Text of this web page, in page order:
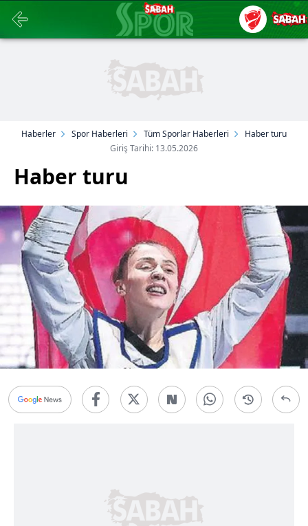
Haberler Spor Haberleri Tüm Sporlar Haberleri
Haber turu
Giriş Tarihi: 13.05.2026
Haber turu